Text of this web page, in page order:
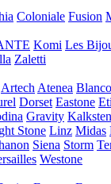
Coloniale Fusion
Komi Les
Zaletti
Artech Atenea
Dorset Eastone
Gravity Kalksten
Stone Linz Midas
Siena Storm
Westone